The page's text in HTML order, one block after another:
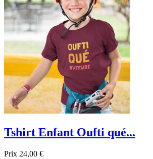
Aperçu rapide
Noir
Beige
Tshirt Enfant Oufti qué...
Prix 24,00 €